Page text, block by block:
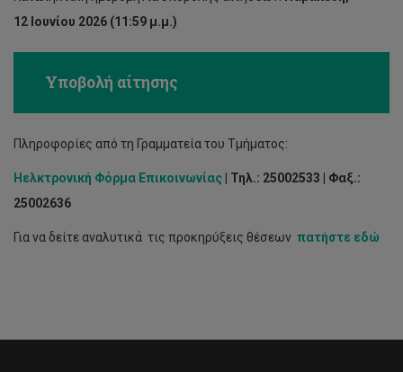
12 Ιουνίου 2026 (11:59 μ.μ.)
Υποβολή αίτησης
Πληροφορίες από τη Γραμματεία του Τμήματος:
Ηελκτρονική Φόρμα Επικοινωνίας | Τηλ.: 25002533 | Φαξ.:
25002636
Για να δείτε αναλυτικά τις προκηρύξεις θέσεων πατήστε εδώ